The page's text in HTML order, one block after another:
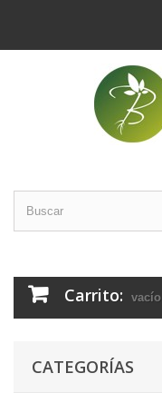
Carrito: vacío
CATEGORÍAS